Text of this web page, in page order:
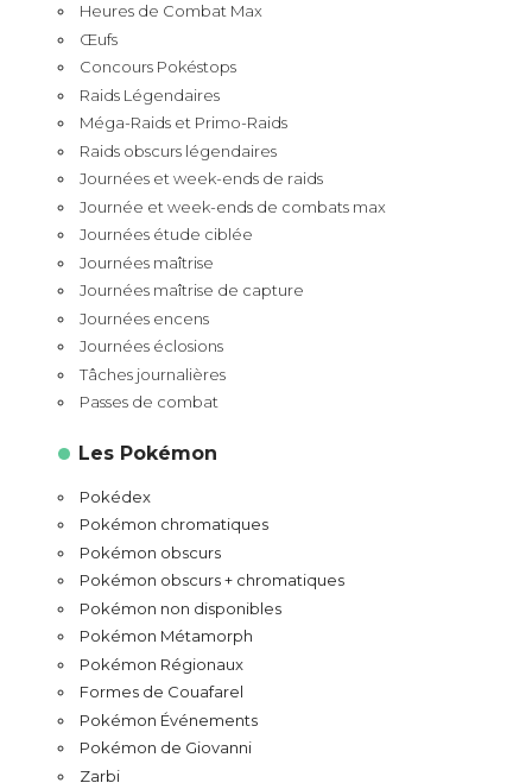
Heures de Combat Max
Œufs
Concours Pokéstops
Raids Légendaires
Méga-Raids et Primo-Raids
Raids obscurs légendaires
Journées et week-ends de raids
Journée et week-ends de combats max
Journées étude ciblée
Journées maîtrise
Journées maîtrise de capture
Journées encens
Journées éclosions
Tâches journalières
Passes de combat
Les Pokémon
Pokédex
Pokémon chromatiques
Pokémon obscurs
Pokémon obscurs + chromatiques
Pokémon non disponibles
Pokémon Métamorph
Pokémon Régionaux
Formes de Couafarel
Pokémon Événements
Pokémon de Giovanni
Zarbi